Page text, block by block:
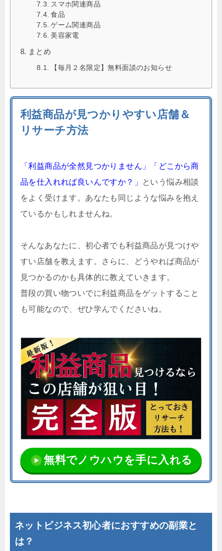
スマホ関連商品
食品
ゲーム関連商品
美容家電
まとめ
【毎月２名限定】無料面談のお知らせ
利益商品が見つかりやすい店舗＆
リサーチ方法
「利益商品が全然見つかりません」「どこから商
品を仕入れれば良いんですか？」
という悩み相談
をよく受けます。あなたも同じような悩みを抱え
ているかもしれませんね。
そんなあなたに、初心者でも利益商品が見つけや
すい店舗を教えます。さらに、どうやれば商品が
見つかるのかも具体的に教えていきます。
普段の買い物ついでに利益商品をゲットすること
も可能なので、ぜひ学んでくださいね。
無料でノウハウを手に入れる
ネットビジネス初心者におすすめの副業と
は？